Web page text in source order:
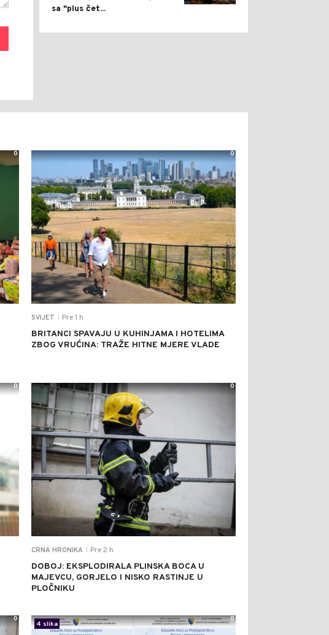
sa "plus čet...
0
SVIJET Pre 1 h
BRITANCI SPAVAJU U KUHINJAMA I HOTELIMA
ZBOG VRUĆINA: TRAŽE HITNE MJERE VLADE
0
0
CRNA HRONIKA Pre 2 h
DOBOJ: EKSPLODIRALA PLINSKA BOCA U
MAJEVCU, GORJELO I NISKO RASTINJE U
PLOČNIKU
0
0
4 slika
0